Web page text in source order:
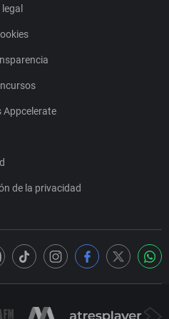
Appcelerate
de la privacidad